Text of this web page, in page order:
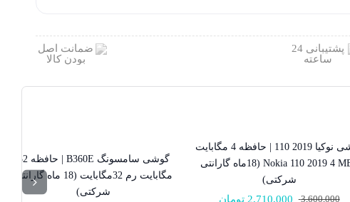
گوشی نوکیا 2019 110 | حافظه 4 مگابایت
ا Nokia 110 2019 4 MB (18ماه گارانتی
شرکتی)
3,600,000
2,710,000 تومان
موجود نیست!
گوشی سامسونگ B360E | حافظه 32
مگابایت رم 32مگابایت (18 ماه گارانتی
شرکتی)